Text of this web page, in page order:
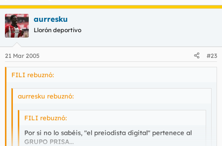
aurresku
Llorón deportivo
21 Mar 2005 #23
FILI rebuznó:
aurresku rebuznó:
FILI rebuznó:
Por si no lo sabéis, "el preiodista digital" pertenece al
GRUPO PRISA...